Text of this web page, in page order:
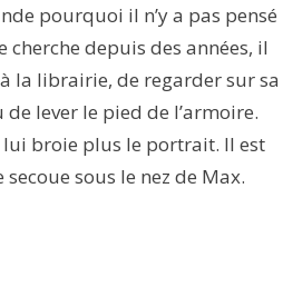
pourquoi il n’y a pas pensé
cherche depuis des années, il
la librairie, de regarder sur sa
lever le pied de l’armoire.
lui broie plus le portrait. Il est
sous le nez de Max.